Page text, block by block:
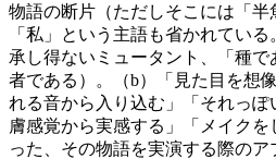
物語の断片（ただしそこには「半
「私」という主語も省かれてい
承し得ないミュータント、「種
者である）。（b）「見た目を想
れる音から入り込む」「それっ
膚感覚から実感する」「メイク
った、その物語を実演する際の